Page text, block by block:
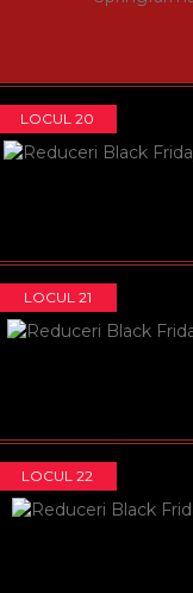
LOCUL 20
LOCUL 21
LOCUL 22